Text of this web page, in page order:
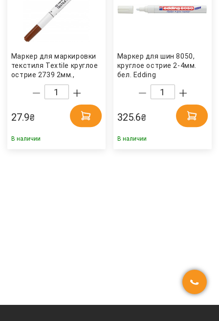
Маркер для маркировки
текстиля Textile круглое
острие 2739 2мм.,
коричн. Centropen
27.9₴
В наличии
Маркер для шин 8050,
круглое острие 2-4мм.
бел. Edding
325.6₴
В наличии